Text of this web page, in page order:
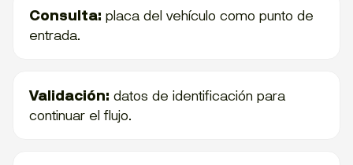
Consulta: placa del vehículo como punto de
entrada.
Validación: datos de identificación para
continuar el flujo.